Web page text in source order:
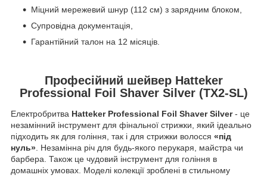
Міцний мережевий шнур (112 см) з зарядним блоком,
Супровідна документація,
Гарантійний талон на 12 місяців.
Професійний шейвер Hatteker
Professional Foil Shaver Silver (TX2-SL)
Електробритва Hatteker Professional Foil Shaver Silver- це
незамінний інструмент для фінальної стрижки, який ідеально
підходить як для гоління, так і для стрижки волосся «під
нуль». Незамінна річ для будь-якого перукаря, майстра чи
барбера. Також це чудовий інструмент для гоління в
домашніх умовах. Моделі колекції зроблені в стильному